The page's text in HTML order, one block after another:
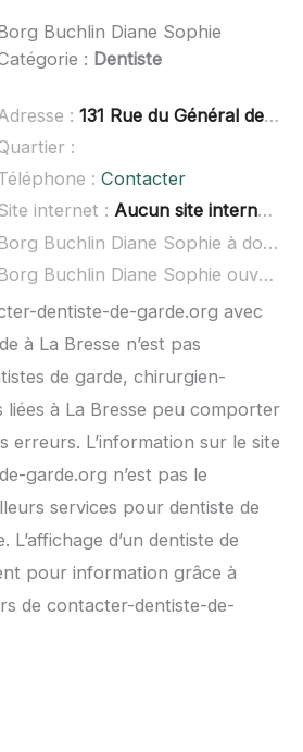
Buchlin Diane Sophie
: Dentiste
: 131 Rue du Général de Gaulle, 68240 Kaysersberg
:
: Contacter
internet : Aucun site internet connu
Borg Buchlin Diane Sophie à domicile :
Borg Buchlin Diane Sophie ouvert dimanche :
dentiste-de-garde.org avec
à La Bresse n’est pas
de garde, chirurgien-
liées à La Bresse peu comporter
erreurs. L’information sur le site
garde.org n’est pas le
services pour dentiste de
L’affichage d’un dentiste de
pour information grâce à
de contacter-dentiste-de-